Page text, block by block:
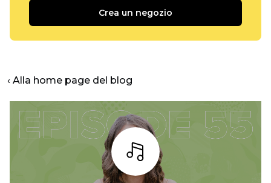
Crea un negozio
‹ Alla home page del blog